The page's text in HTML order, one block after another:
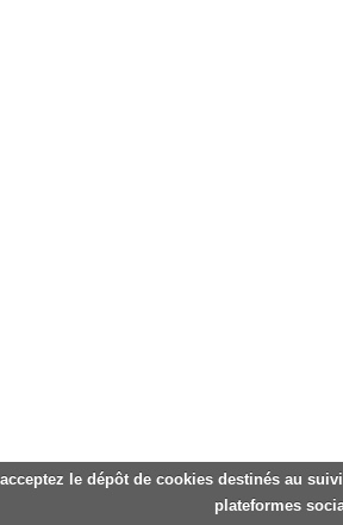
le dépôt de cookies destinés au
plateformes